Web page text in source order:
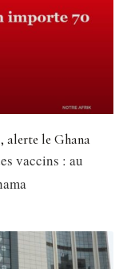
alerte le Ghana
vaccins : au